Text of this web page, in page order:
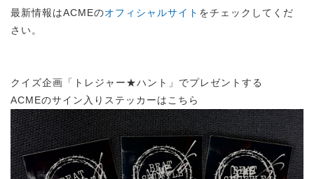
最新情報はACMEのオフィシャルサイト をチェックしてくだ
さい。
クイズ企画「トレジャー★ハント」でプレゼントする
ACMEのサイン入りステッカーはこちら